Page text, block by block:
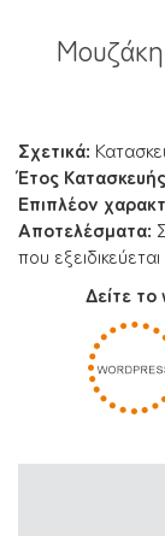
Σχετικά:
Έτος
Επιπλέον
Αποτελέσματα:
που
Δείτε